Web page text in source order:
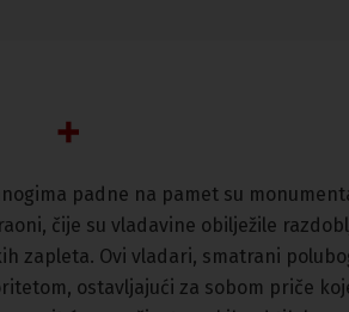
padne na pamet su
čije su vladavine obilježile
zapleta. Ovi vladari, smatrani
ostavljajući za sobom priče